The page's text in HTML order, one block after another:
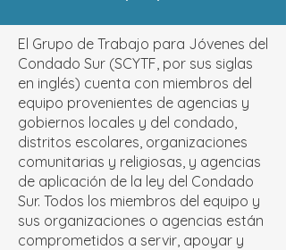
El Grupo de Trabajo para Jóvenes del
Condado Sur (SCYTF, por sus siglas
en inglés) cuenta con miembros del
equipo provenientes de agencias y
gobiernos locales y del condado,
distritos escolares, organizaciones
comunitarias y religiosas, y agencias
de aplicación de la ley del Condado
Sur. Todos los miembros del equipo y
sus organizaciones o agencias están
comprometidos a servir, apoyar y